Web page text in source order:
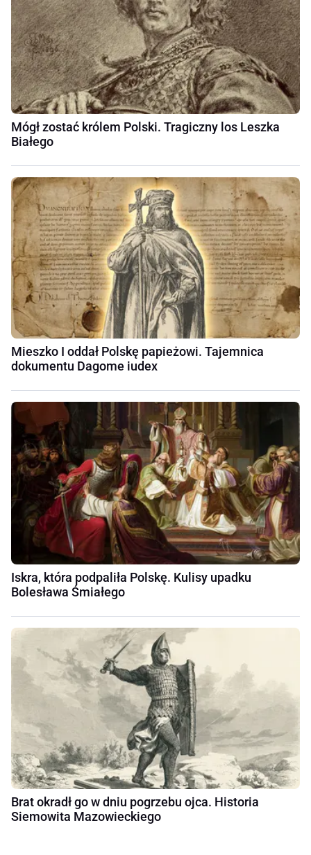
Mógł zostać królem Polski. Tragiczny los Leszka
Białego
Mieszko I oddał Polskę papieżowi. Tajemnica
dokumentu Dagome iudex
Iskra, która podpaliła Polskę. Kulisy upadku
Bolesława Śmiałego
Brat okradł go w dniu pogrzebu ojca. Historia
Siemowita Mazowieckiego